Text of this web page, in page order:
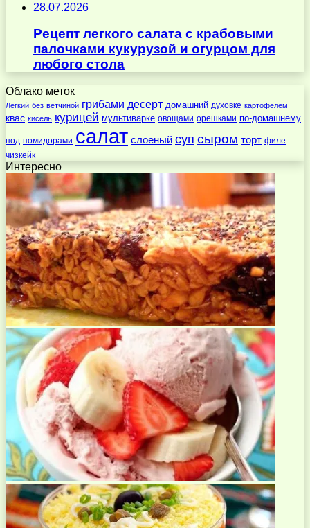
28.07.2026
Рецепт легкого салата с крабовыми
палочками кукурузой и огурцом для
любого стола
Облако меток
Легкий без ветчиной грибами десерт домашний духовке картофелем
квас кисель курицей мультиварке овощами орешками по-домашнему
под помидорами салат слоеный суп сыром торт филе
чизкейк
Интересно